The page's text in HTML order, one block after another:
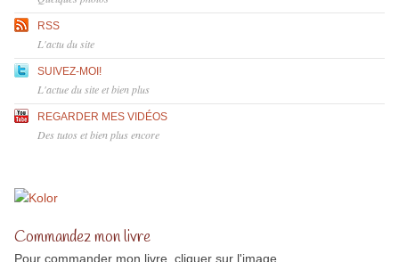
RSS
L'actu du site
SUIVEZ-MOI!
L'actue du site et bien plus
REGARDER MES VIDÉOS
Des tutos et bien plus encore
Commandez mon livre
Pour commander mon livre, cliquer sur l'image.